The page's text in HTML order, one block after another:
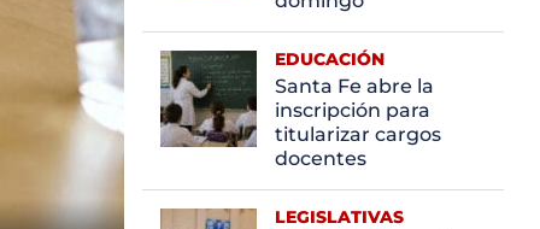
EDUCACIÓN
Santa Fe abre la
inscripción para
titularizar cargos
docentes
LEGISLATIVAS